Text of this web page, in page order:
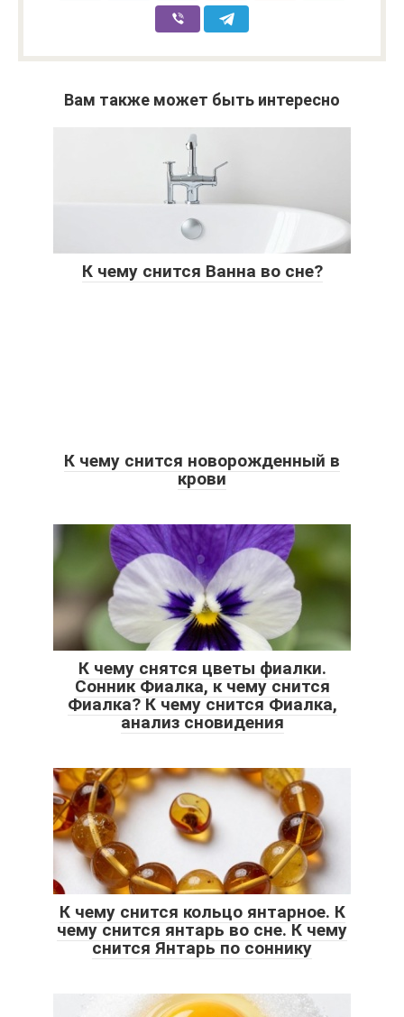
Вам также может быть интересно
К чему снится Ванна во сне?
К чему снится новорожденный в
крови
К чему снятся цветы фиалки.
Сонник Фиалка, к чему снится
Фиалка? К чему снится Фиалка,
анализ сновидения
К чему снится кольцо янтарное. К
чему снится янтарь во сне. К чему
снится Янтарь по соннику